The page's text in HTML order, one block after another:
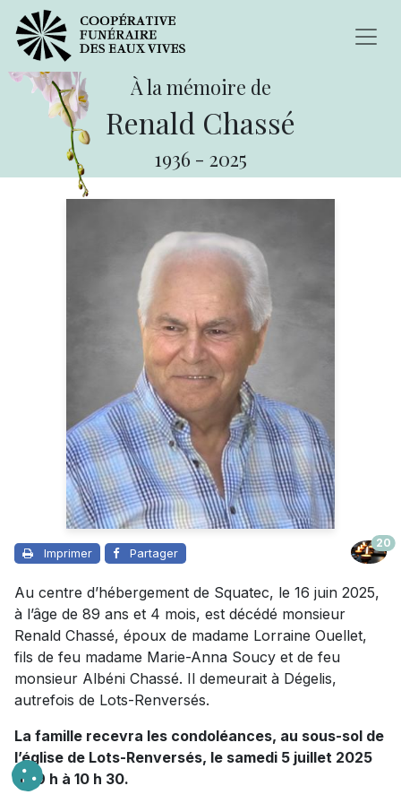
À la mémoire de
Renald Chassé
1936 - 2025
Imprimer Partager
20
Au centre d’hébergement de Squatec, le 16 juin 2025,
à l’âge de 89 ans et 4 mois, est décédé monsieur
Renald Chassé, époux de madame Lorraine Ouellet,
fils de feu madame Marie-Anna Soucy et de feu
monsieur Albéni Chassé. Il demeurait à Dégelis,
autrefois de Lots-Renversés.
La famille recevra les condoléances, au sous-sol de
l’église de Lots-Renversés, le samedi 5 juillet 2025
de 9 h à 10 h 30.